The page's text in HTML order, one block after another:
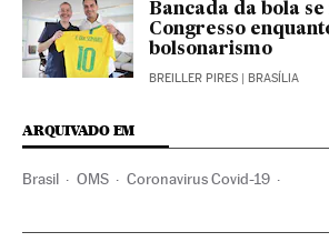
Bancada da bola
Congresso
bolsonarismo
BREILLER PIRES | BRASÍLIA
ARQUIVADO EM
Brasil OMS Coronavirus Covid-19